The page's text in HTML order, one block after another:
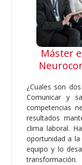
Máster
¿Cuales son
Comunicar y
competencias
resultados
clima laboral.
oportunidad a
equipo y lo
transformación.